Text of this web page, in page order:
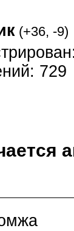
(+36, -9)
729